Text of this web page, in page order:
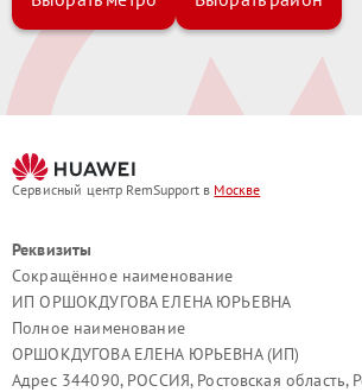
восстановление любой сложности.
Замена экрана и сенсора— устраняем
нарушения яркости.
разрядом, перегревом, нестабильной
отсутствием зарядки.
Очистка после попадания влаги
восстановление внутренней
коррозии, замену пострадавших
Сервисный центр RemSupport в Москве
Реквизиты
Сокращённое наименование
ИП ОРШОКДУГОВА ЕЛЕНА ЮРЬЕВНА
Полное наименование
ОРШОКДУГОВА ЕЛЕНА ЮРЬЕВНА (ИП)
Адрес 344090, РОССИЯ, Ростовская область,